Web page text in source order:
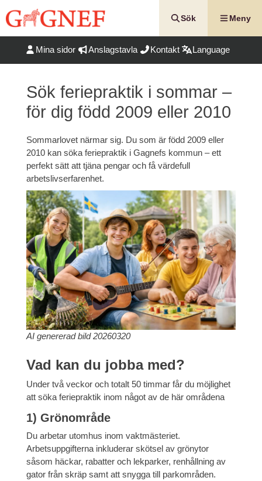
till
Sök Meny
Mina sidor Anslagstavla Kontakt Language
Sök feriepraktik i sommar –
för dig född 2009 eller 2010
Sommarlovet närmar sig. Du som är född 2009 eller
2010 kan söka feriepraktik i Gagnefs kommun – ett
perfekt sätt att tjäna pengar och få värdefull
arbetslivserfarenhet.
AI genererad bild 20260320
Vad kan du jobba med?
Under två veckor och totalt 50 timmar får du möjlighet
att söka feriepraktik inom något av de här områdena
1) Grönområde
Du arbetar utomhus inom vaktmästeriet.
Arbetsuppgifterna inkluderar skötsel av grönytor
såsom häckar, rabatter och lekparker, renhållning av
gator från skräp samt att snygga till parkområden.